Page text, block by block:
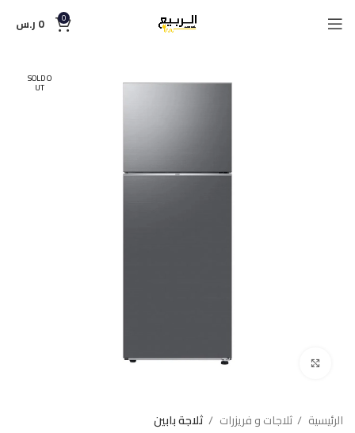
0
0 ر.س
SOLD O
UT
Click to enlarge
الرئيسية ثلاجات و فريزرات ثلاجة بابين